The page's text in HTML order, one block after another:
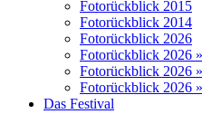
Fotorückblick 2015
Fotorückblick 2014
Fotorückblick 2026
Fotorückblick 2026
Fotorückblick 2026
Fotorückblick 2026
Das Festival